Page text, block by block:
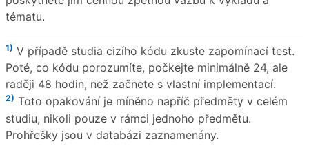
tématu.
1) V případě studia cizího kódu zkuste zapomínací test.
Poté, co kódu porozumíte, počkejte minimálně 24, ale
raději 48 hodin, než začnete s vlastní implementací.
2) Toto opakování je míněno napříč předměty v celém
studiu, nikoli pouze v rámci jednoho předmětu.
Prohřešky jsou v databázi zaznamenány.